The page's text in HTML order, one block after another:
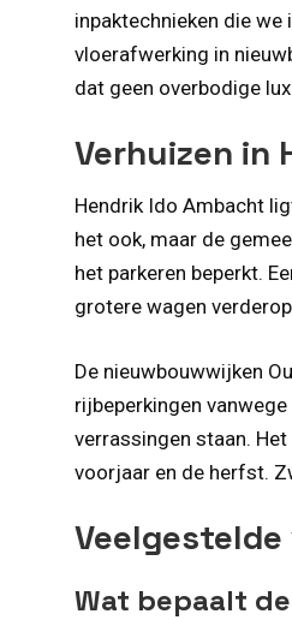
inpaktechnieken die
vloerafwerking in
dat geen overbodige
Verhuizen in
Hendrik Ido Ambacht
het ook, maar de
het parkeren beperkt.
grotere wagen
De nieuwbouwwijken
rijbeperkingen
verrassingen staan.
voorjaar en de herfst.
Wat bepaalt